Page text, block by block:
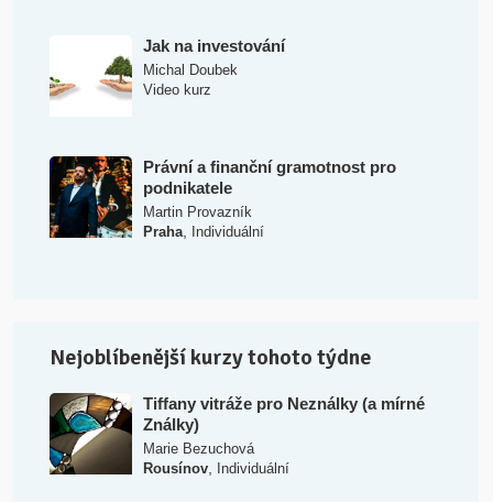
Jak na investování
Michal Doubek
Video kurz
Právní a finanční gramotnost pro
podnikatele
Martin Provazník
Praha, Individuální
Nejoblíbenější kurzy tohoto týdne
Tiffany vitráže pro Neználky (a mírné
Ználky)
Marie Bezuchová
Rousínov, Individuální